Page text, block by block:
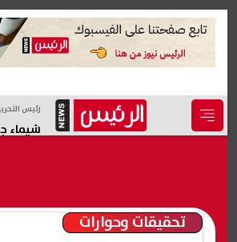
رئيس
شيماء
تحقيقات وحوارات